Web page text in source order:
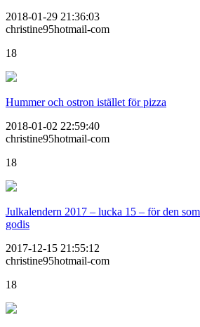
2018-01-29 21:36:03
christine95hotmail-com
18
Hummer och ostron istället för pizza
2018-01-02 22:59:40
christine95hotmail-com
18
Julkalendern 2017 – lucka 15 – för den
godis
2017-12-15 21:55:12
christine95hotmail-com
18